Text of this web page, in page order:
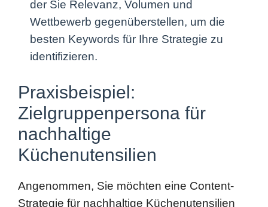
identifizieren.
Praxisbeispiel:
Zielgruppenpersona für
nachhaltige
Küchenutensilien
Angenommen, Sie möchten eine Content-
Strategie für nachhaltige Küchenutensilien
Zielgruppe, könnten die Long-Tail-Keywords